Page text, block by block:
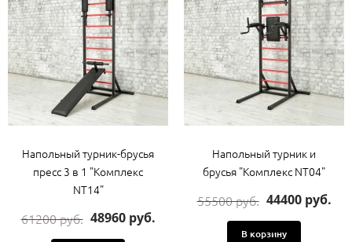
Напольный турник-брусья
пресс 3 в 1 "Комплекс
NT14"
61200 руб. 48960 руб.
Напольный турник и
брусья "Комплекс NT04"
55500 руб. 44400 руб.
В корзину